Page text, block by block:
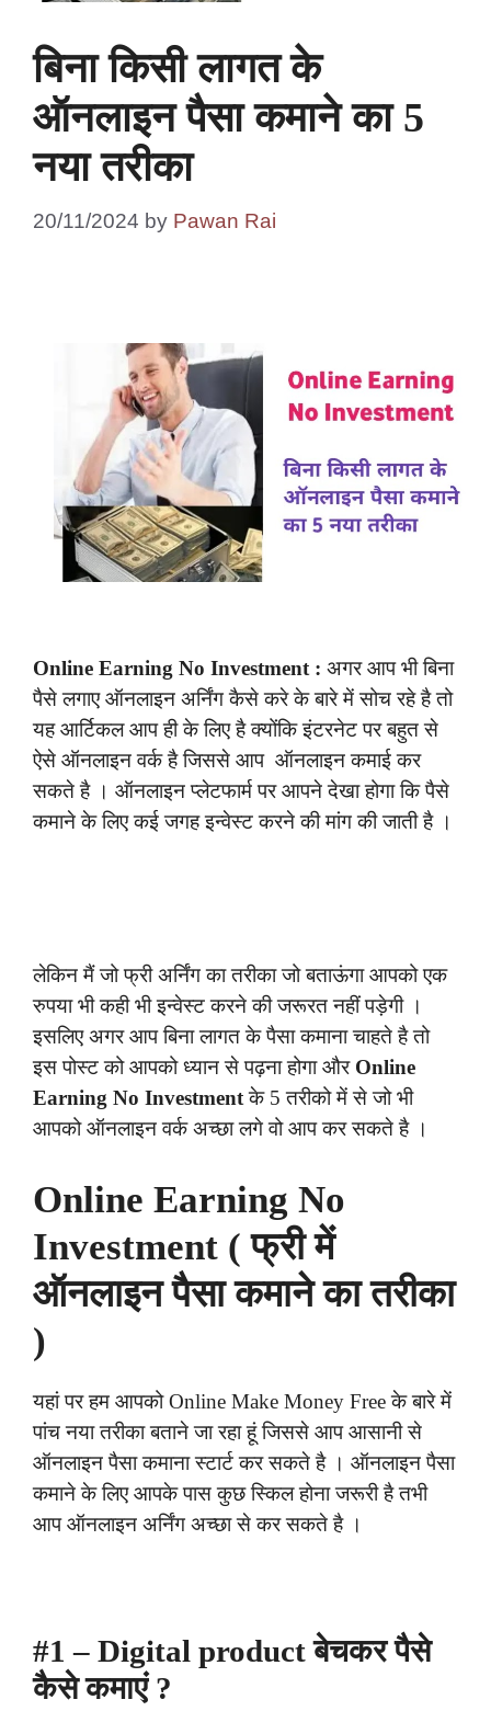
बिना किसी लागत के
ऑनलाइन पैसा कमाने का 5
नया तरीका
20/11/2024 by Pawan Rai
Online Earning No Investment : अगर आप भी बिना
पैसे लगाए ऑनलाइन अर्निंग कैसे करे के बारे में सोच रहे है तो
यह आर्टिकल आप ही के लिए है क्योंकि इंटरनेट पर बहुत से
ऐसे ऑनलाइन वर्क है जिससे आप ऑनलाइन कमाई कर
सकते है । ऑनलाइन प्लेटफार्म पर आपने देखा होगा कि पैसे
कमाने के लिए कई जगह इन्वेस्ट करने की मांग की जाती है ।
लेकिन मैं जो फ्री अर्निंग का तरीका जो बताऊंगा आपको एक
रुपया भी कही भी इन्वेस्ट करने की जरूरत नहीं पड़ेगी ।
इसलिए अगर आप बिना लागत के पैसा कमाना चाहते है तो
इस पोस्ट को आपको ध्यान से पढ़ना होगा और Online
Earning No Investmentके 5 तरीको में से जो भी
आपको ऑनलाइन वर्क अच्छा लगे वो आप कर सकते है ।
Online Earning No
Investment ( फ्री में
ऑनलाइन पैसा कमाने का तरीका
)
यहां पर हम आपको Online Make Money Free के बारे में
पांच नया तरीका बताने जा रहा हूं जिससे आप आसानी से
ऑनलाइन पैसा कमाना स्टार्ट कर सकते है । ऑनलाइन पैसा
कमाने के लिए आपके पास कुछ स्किल होना जरूरी है तभी
आप ऑनलाइन अर्निंग अच्छा से कर सकते है ।
#1 – Digital product बेचकर पैसे
कैसे कमाएं ?